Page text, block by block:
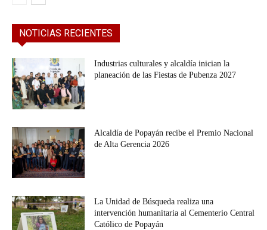
NOTICIAS RECIENTES
Industrias culturales y alcaldía inician la
planeación de las Fiestas de Pubenza 2027
Alcaldía de Popayán recibe el Premio Nacional
de Alta Gerencia 2026
La Unidad de Búsqueda realiza una
intervención humanitaria al Cementerio Central
Católico de Popayán